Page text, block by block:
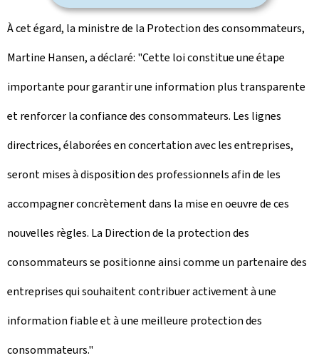
À cet égard, la ministre de la Protection des consommateurs,
Martine Hansen, a déclaré: "Cette loi constitue une étape
importante pour garantir une information plus transparente
et renforcer la confiance des consommateurs. Les lignes
directrices, élaborées en concertation avec les entreprises,
seront mises à disposition des professionnels afin de les
accompagner concrètement dans la mise en oeuvre de ces
nouvelles règles. La Direction de la protection des
consommateurs se positionne ainsi comme un partenaire des
entreprises qui souhaitent contribuer activement à une
information fiable et à une meilleure protection des
consommateurs."